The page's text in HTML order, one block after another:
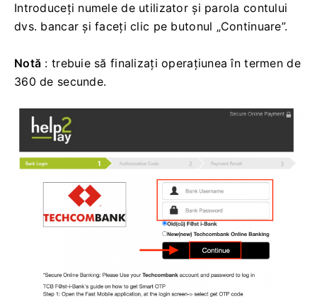
Introduceți numele de utilizator și parola contului
dvs. bancar și faceți clic pe butonul „Continuare”.
Notă : trebuie să finalizați operațiunea în termen de
360 ​​de secunde.